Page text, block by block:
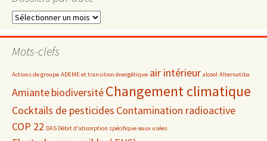
Dossiers
date
Mots-clefs
Actions de groupe ADEME et transition énergétique air intérieur alcool Alternatiba
AmiantebiodiversitéChangement climatique
Cocktails de pesticides Contamination radioactive
COP 22 DAS Débit d'absorption spécifique eaux usées